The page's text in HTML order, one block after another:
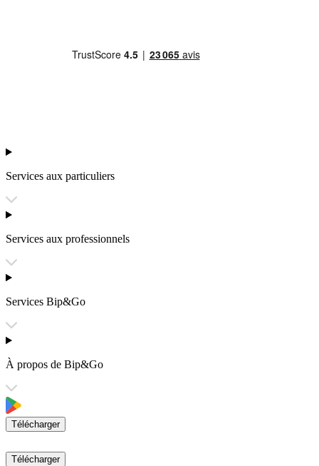
Services aux particuliers
Services aux professionnels
Services Bip&Go
À propos de Bip&Go
Télécharger
Télécharger